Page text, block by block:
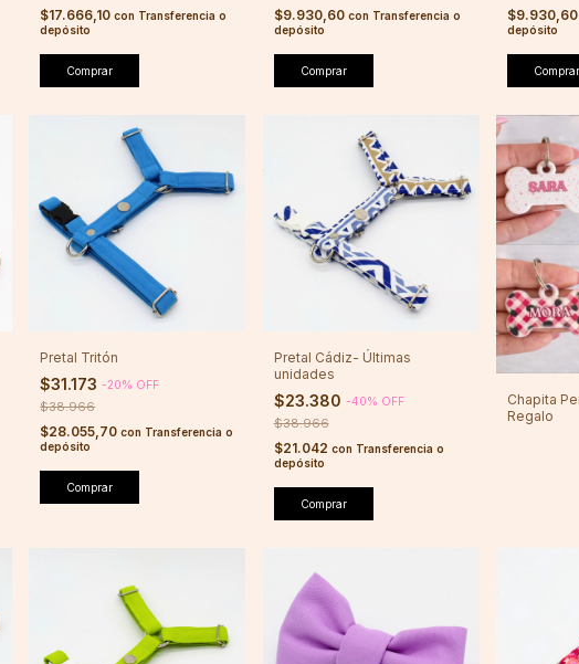
$17.666,10con Transferencia o
depósito
Comprar
$9.930,60 con Transferencia o
depósito
Comprar
$9.930,60
depósito
Comprar
Pretal Tritón
$31.173-20% OFF
$38.966
$28.055,70con Transferencia o
depósito
Comprar
Pretal Cádiz- Últimas
unidades
$23.380 -40% OFF
$38.966
$21.042 con Transferencia o
depósito
Comprar
Chapita
Regalo